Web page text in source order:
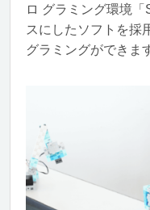
ロ グラミング環境
スにしたソフトを採
グラミングができま